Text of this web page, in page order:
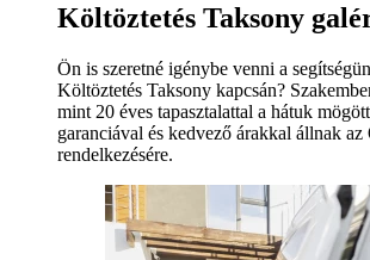
Költöztetés Taksony
Ön is szeretné igénybe venni a
Költöztetés Taksony kapcsán?
mint 20 éves tapasztalattal a hátuk
garanciával és kedvező árakkal állnak az
rendelkezésére.